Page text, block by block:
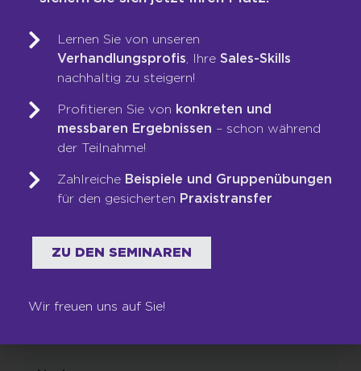
Köln mit einem motivierten Team, das
gemeinsam Erfolg lebt.
DU HAST LUST, UNSER TEAM ZU
VERSTÄRKEN? DANN BEWIRB DICH
JETZT!
JETZT BEWERBEN
Lernen Sie von unseren
Verhandlungsprofis , IhreSales-Skills
nachhaltig zu steigern!
Profitieren Sie von konkreten und
messbaren Ergebnissen – schon während
der Teilnahme!
Zahlreiche Beispiele und Gruppenübungen
für den gesicherten Praxistransfer
ZU DEN SEMINAREN
Wir freuen uns auf Sie!